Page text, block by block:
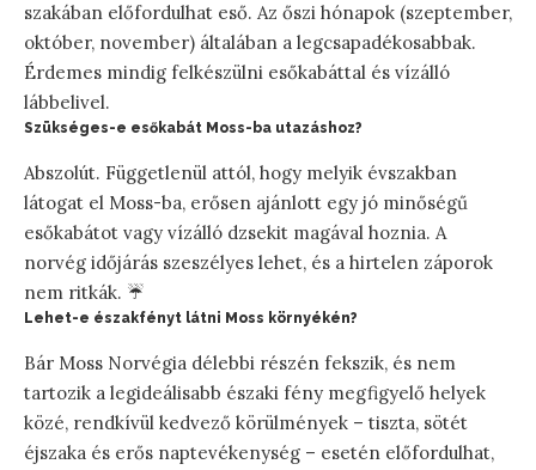
szakában előfordulhat eső. Az őszi hónapok (szeptember,
október, november) általában a legcsapadékosabbak.
Érdemes mindig felkészülni esőkabáttal és vízálló
lábbelivel.
Szükséges-e esőkabát Moss-ba utazáshoz?
Abszolút. Függetlenül attól, hogy melyik évszakban
látogat el Moss-ba, erősen ajánlott egy jó minőségű
esőkabátot vagy vízálló dzsekit magával hoznia. A
norvég időjárás szeszélyes lehet, és a hirtelen záporok
nem ritkák. ☔
Lehet-e északfényt látni Moss környékén?
Bár Moss Norvégia délebbi részén fekszik, és nem
tartozik a legideálisabb északi fény megfigyelő helyek
közé, rendkívül kedvező körülmények – tiszta, sötét
éjszaka és erős naptevékenység – esetén előfordulhat,